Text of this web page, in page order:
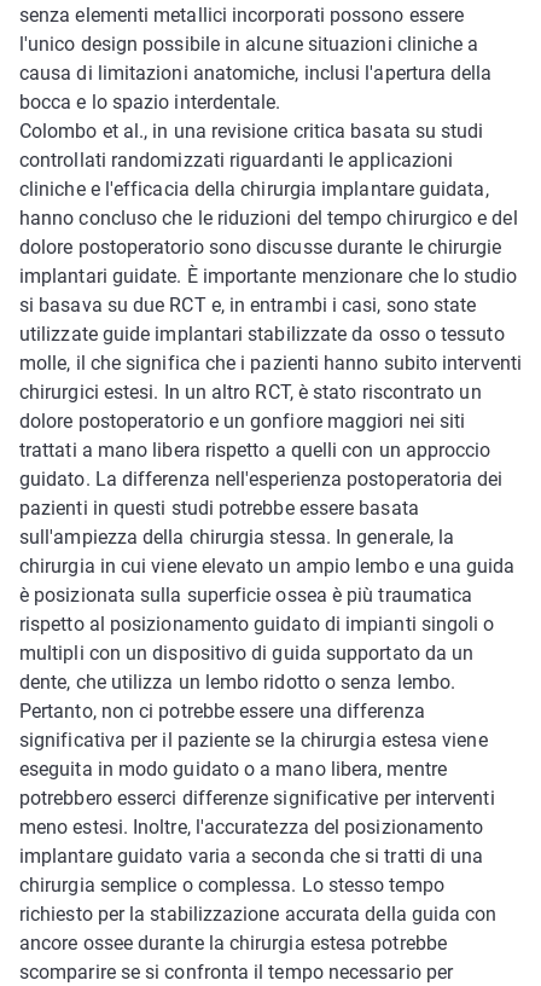
senza elementi metallici incorporati possono essere
l'unico design possibile in alcune situazioni cliniche a
causa di limitazioni anatomiche, inclusi l'apertura della
bocca e lo spazio interdentale.
Colombo et al., in una revisione critica basata su studi
controllati randomizzati riguardanti le applicazioni
cliniche e l'efficacia della chirurgia implantare guidata,
hanno concluso che le riduzioni del tempo chirurgico e del
dolore postoperatorio sono discusse durante le chirurgie
implantari guidate. È importante menzionare che lo studio
si basava su due RCT e, in entrambi i casi, sono state
utilizzate guide implantari stabilizzate da osso o tessuto
molle, il che significa che i pazienti hanno subito interventi
chirurgici estesi. In un altro RCT, è stato riscontrato un
dolore postoperatorio e un gonfiore maggiori nei siti
trattati a mano libera rispetto a quelli con un approccio
guidato. La differenza nell'esperienza postoperatoria dei
pazienti in questi studi potrebbe essere basata
sull'ampiezza della chirurgia stessa. In generale, la
chirurgia in cui viene elevato un ampio lembo e una guida
è posizionata sulla superficie ossea è più traumatica
rispetto al posizionamento guidato di impianti singoli o
multipli con un dispositivo di guida supportato da un
dente, che utilizza un lembo ridotto o senza lembo.
Pertanto, non ci potrebbe essere una differenza
significativa per il paziente se la chirurgia estesa viene
eseguita in modo guidato o a mano libera, mentre
potrebbero esserci differenze significative per interventi
meno estesi. Inoltre, l'accuratezza del posizionamento
implantare guidato varia a seconda che si tratti di una
chirurgia semplice o complessa. Lo stesso tempo
richiesto per la stabilizzazione accurata della guida con
ancore ossee durante la chirurgia estesa potrebbe
scomparire se si confronta il tempo necessario per